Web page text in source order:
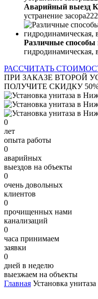
Аварийный
устранение засора222
Различные способы
гидродинамическая,
РАССЧИТАТЬ
ПРИ ЗАКАЗЕ ВТОРОЙ
ПОЛУЧИТЕ СКИДКУ
0
лет
опыта работы
0
аварийных
выездов на объекты
0
очень довольных
клиентов
0
прочищенных нами
канализаций
0
часа принимаем
заявки
0
дней в неделю
выезжаем на объекты
Главная Установка унитаза